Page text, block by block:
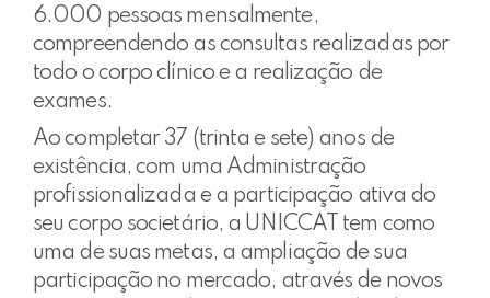
6.000 pessoas mensalmente,
compreendendo as consultas realizadas por
todo o corpo clínico e a realização de
exames.
Ao completar 37 (trinta e sete) anos de
existência, com uma Administração
profissionalizada e a participação ativa do
seu corpo societário, a UNICCAT tem como
uma de suas metas, a ampliação de sua
participação no mercado, através de novos